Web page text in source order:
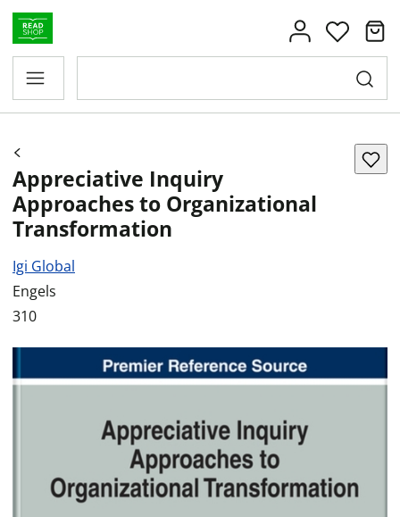
Appreciative Inquiry
Approaches to Organizational
Transformation
Igi Global
Engels
310